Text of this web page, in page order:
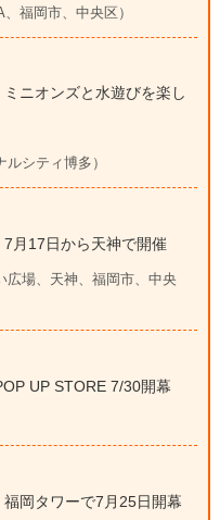
福岡市、中央区）
ニオンズと水遊びを楽し
シティ博多）
月17日から天神で開催
広場、天神、福岡市、中央
UP STORE 7/30開幕
岡タワーで7月25日開幕